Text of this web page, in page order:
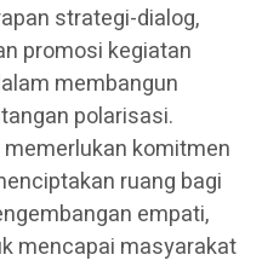
strategi-dialog,
promosi kegiatan
membangun
polarisasi.
komitmen
ruang bagi
empati,
mencapai masyarakat